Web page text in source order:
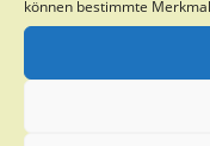
können bestimmte